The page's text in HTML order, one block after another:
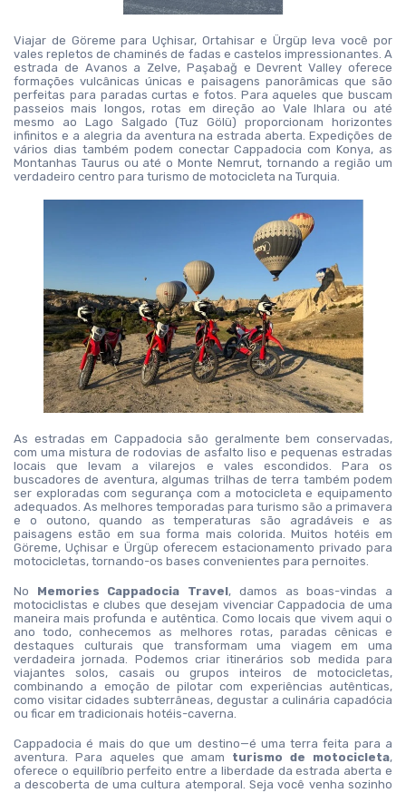
Viajar de Göreme para Uçhisar, Ortahisar e Ürgüp leva você por
vales repletos de chaminés de fadas e castelos impressionantes. A
estrada de Avanos a Zelve, Paşabağ e Devrent Valley oferece
formações vulcânicas únicas e paisagens panorâmicas que são
perfeitas para paradas curtas e fotos. Para aqueles que buscam
passeios mais longos, rotas em direção ao Vale Ihlara ou até
mesmo ao Lago Salgado (Tuz Gölü) proporcionam horizontes
infinitos e a alegria da aventura na estrada aberta. Expedições de
vários dias também podem conectar Cappadocia com Konya, as
Montanhas Taurus ou até o Monte Nemrut, tornando a região um
verdadeiro centro para turismo de motocicleta na Turquia.
As estradas em Cappadocia são geralmente bem conservadas,
com uma mistura de rodovias de asfalto liso e pequenas estradas
locais que levam a vilarejos e vales escondidos. Para os
buscadores de aventura, algumas trilhas de terra também podem
ser exploradas com segurança com a motocicleta e equipamento
adequados. As melhores temporadas para turismo são a primavera
e o outono, quando as temperaturas são agradáveis e as
paisagens estão em sua forma mais colorida. Muitos hotéis em
Göreme, Uçhisar e Ürgüp oferecem estacionamento privado para
motocicletas, tornando-os bases convenientes para pernoites.
No Memories Cappadocia Travel, damos as boas-vindas a
motociclistas e clubes que desejam vivenciar Cappadocia de uma
maneira mais profunda e autêntica. Como locais que vivem aqui o
ano todo, conhecemos as melhores rotas, paradas cênicas e
destaques culturais que transformam uma viagem em uma
verdadeira jornada. Podemos criar itinerários sob medida para
viajantes solos, casais ou grupos inteiros de motocicletas,
combinando a emoção de pilotar com experiências autênticas,
como visitar cidades subterrâneas, degustar a culinária capadócia
ou ficar em tradicionais hotéis-caverna.
Cappadocia é mais do que um destino—é uma terra feita para a
aventura. Para aqueles que amam turismo de motocicleta,
oferece o equilíbrio perfeito entre a liberdade da estrada aberta e
a descoberta de uma cultura atemporal. Seja você venha sozinho